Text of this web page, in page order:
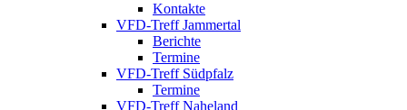
Kontakte
VFD-Treff Jammertal
Berichte
Termine
VFD-Treff Südpfalz
Termine
VFD-Treff Naheland